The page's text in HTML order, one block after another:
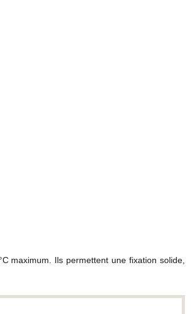
maximum. Ils permettent une fixation solide,